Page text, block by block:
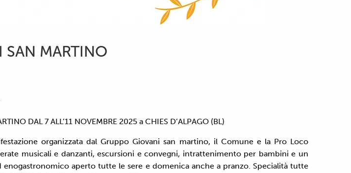
SAN MARTINO
DAL 7 ALL’11 NOVEMBRE 2025 a CHIES D’ALPAGO (BL)
organizzata dal Gruppo Giovani san martino, il Comune e la Pro Loco
musicali e danzanti, escursioni e convegni, intrattenimento per bambini e un
enogastronomico aperto tutte le sere e domenica anche a pranzo. Specialità tutte